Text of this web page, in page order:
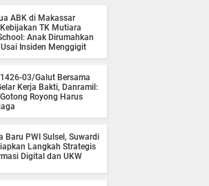
ABK di Makassar
TK Mutiara
Anak Dirumahkan
Insiden Menggigit
03/Galut Bersama
Kerja Bakti, Danramil:
Royong Harus
Baru PWI Sulsel, Suwardi
Langkah Strategis
Digital dan UKW